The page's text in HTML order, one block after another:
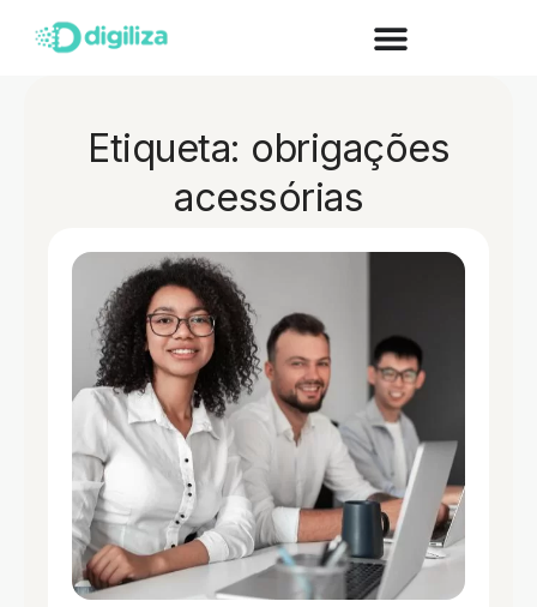
Etiqueta: obrigações
acessórias